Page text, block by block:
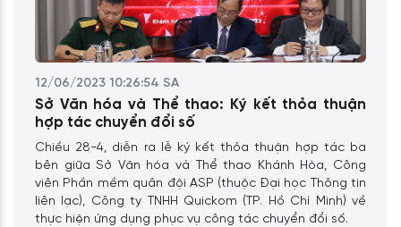
12/06/2023 10:26:54 SA
Sở Văn hóa và Thể thao: ​​​​​​​Ký kết thỏa thuận
hợp tác chuyển đổi số
Chiều 28-4, diễn ra lễ ký kết thỏa thuận hợp tác ba
bên giữa Sở Văn hóa và Thể thao Khánh Hòa, Công
viên Phần mềm quân đội ASP (thuộc Đại học Thông tin
liên lạc), Công ty TNHH Quickom (TP. Hồ Chí Minh) về
thực hiện ứng dụng phục vụ công tác chuyển đổi số.